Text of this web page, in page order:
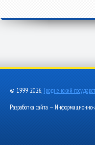
© 1999-2026, Гродненский
Разработка сайта —